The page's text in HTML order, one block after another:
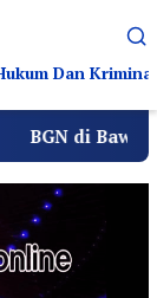
Dan Kriminal
Sudaryono